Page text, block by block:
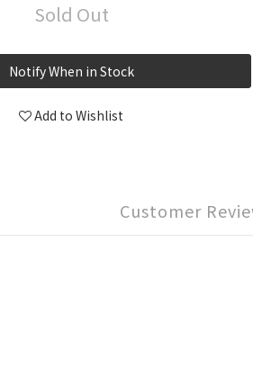
Sold Out
Notify When in Stock
Add to Wishlist
Customer